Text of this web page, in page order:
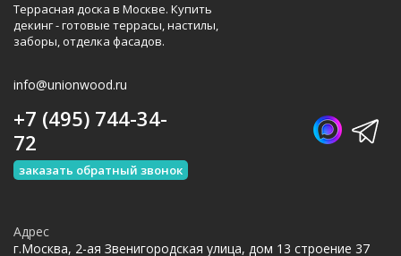
Террасная доска в Москве. Купить
декинг - готовые террасы, настилы,
заборы, отделка фасадов.
info@unionwood.ru
+7 (495) 744-34-
72
заказать обратный звонок
Адрес
г.Москва, 2-ая Звенигородская улица, дом 13 строение 37